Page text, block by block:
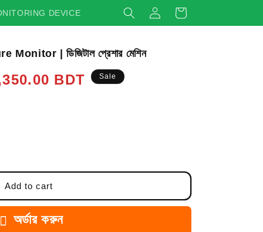
DEVICE
in
Cart
| ডিজিটাল প্রেশার মেশিন
BDT Sale
Add to cart
অর্ডার করুন